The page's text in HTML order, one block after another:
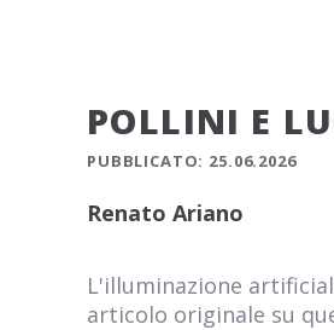
POLLINI E
PUBBLICATO: 25.06.2026
Renato Ariano
L'illuminazione
articolo originale su